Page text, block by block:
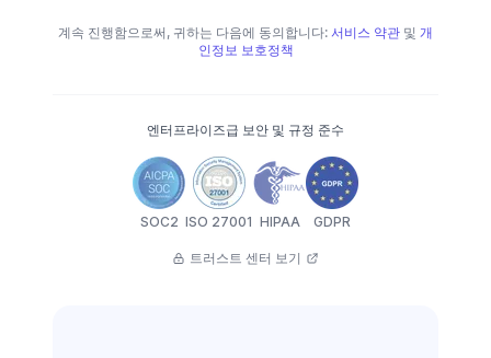
계속 진행함으로써, 귀하는 다음에 동의합니다: 서비스 약관 및 개
인정보 보호정책
엔터프라이즈급 보안 및 규정 준수
SOC2 ISO 27001 HIPAA GDPR
트러스트 센터 보기